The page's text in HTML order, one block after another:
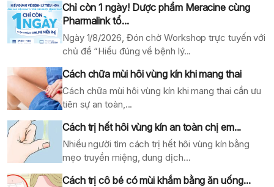
Chỉ còn 1 ngày! Dược phẩm Meracine cùng
Pharmalink tổ...
Ngày 1/8/2026, Đón chờ Workshop trực tuyến với
chủ đề “Hiểu đúng về bệnh lý...
Cách chữa mùi hôi vùng kín khi mang thai
Cách chữa mùi hôi vùng kín khi mang thai cần ưu
tiên sự an toàn,...
Cách trị hết hôi vùng kín an toàn chị em...
Nhiều người tìm cách trị hết hôi vùng kín bằng
mẹo truyền miệng, dung dịch...
Cách trị cô bé có mùi khắm bằng ăn uống...